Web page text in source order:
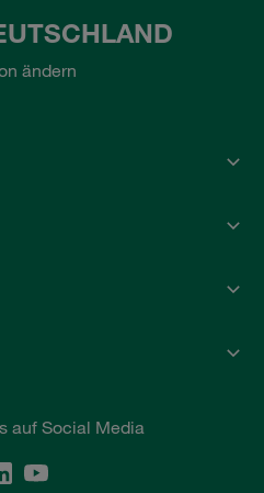
ändern
auf Social Media